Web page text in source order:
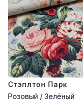
Стэплтон Парк
Розовый / Зелёный